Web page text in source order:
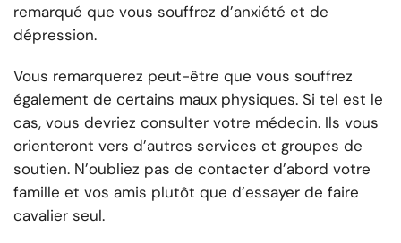
remarqué que vous souffrez d’anxiété et de
dépression.
Vous remarquerez peut-être que vous souffrez
également de certains maux physiques. Si tel est le
cas, vous devriez consulter votre médecin. Ils vous
orienteront vers d’autres services et groupes de
soutien. N’oubliez pas de contacter d’abord votre
famille et vos amis plutôt que d’essayer de faire
cavalier seul.